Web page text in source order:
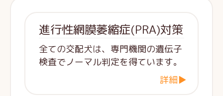
進行性網膜萎縮症(PRA)対策
全ての交配犬は、専門機関の遺伝子
検査でノーマル判定を得ています。
詳細▶